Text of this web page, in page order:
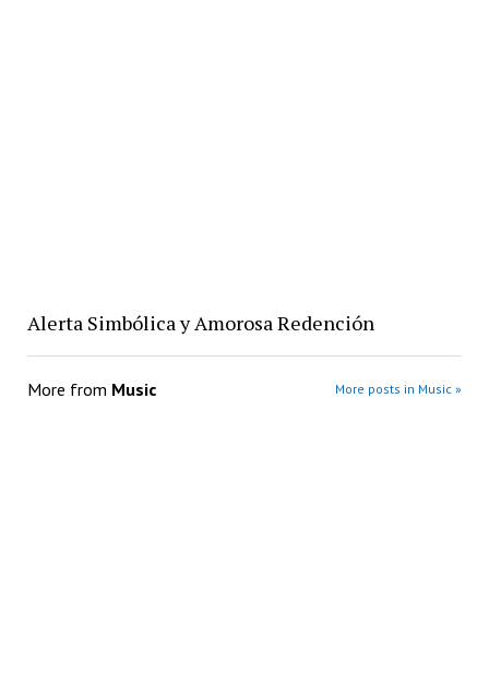
Alerta Simbólica y Amorosa Redención
More from Music More posts in Music »